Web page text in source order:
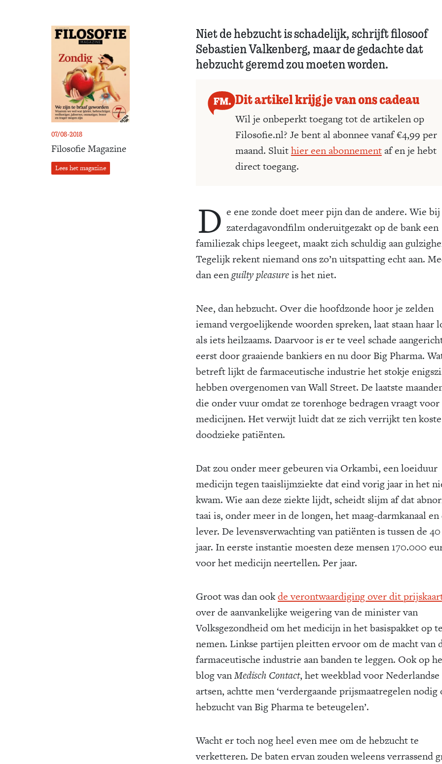
07/08-2018
Filosofie Magazine
Lees het magazine
Niet de hebzucht is schadelijk, schrijft filosoof
Sebastien Valkenberg, maar de gedachte dat
hebzucht geremd zou moeten worden.
Dit artikel krijg je van ons cadeau
Wil je onbeperkt toegang tot de artikelen op
Filosofie.nl? Je bent al abonnee vanaf €4,99 per
maand. Sluithier een abonnementaf en je hebt
direct toegang.
D e ene zonde doet meer pijn dan de andere. Wie bij
zaterdagavondfilm onderuitgezakt op de bank een
familiezak chips leegeet, maakt zich schuldig aan
Tegelijk rekent niemand ons zo’n uitspatting echt aan.
dan eenguilty pleasureis het niet.
Nee, dan hebzucht. Over die hoofdzonde hoor je zelden
iemand vergoelijkende woorden spreken, laat staan haar
als iets heilzaams. Daarvoor is er te veel schade
eerst door graaiende bankiers en nu door Big Pharma.
betreft lijkt de farmaceutische industrie het stokje
hebben overgenomen van Wall Street. De laatste
die onder vuur omdat ze torenhoge bedragen vraagt voor
medicijnen. Het verwijt luidt dat ze zich verrijkt ten
doodzieke patiënten.
Dat zou onder meer gebeuren via Orkambi, een loeiduur
medicijn tegen taaislijmziekte dat eind vorig jaar in het
kwam. Wie aan deze ziekte lijdt, scheidt slijm af dat
taai is, onder meer in de longen, het maag-darmkanaal en
lever. De levensverwachting van patiënten is tussen de
jaar. In eerste instantie moesten deze mensen 170.000
voor het medicijn neertellen. Per jaar.
Groot was dan ookde verontwaardiging over dit
over de aanvankelijke weigering van de minister van
Volksgezondheid om het medicijn in het basispakket op te
nemen. Linkse partijen pleitten ervoor om de macht van
farmaceutische industrie aan banden te leggen. Ook op
blog vanMedisch Contact, het weekblad voor Nederlandse
artsen, achtte men ‘verdergaande prijsmaatregelen nodig
hebzucht van Big Pharma te beteugelen’.
Wacht er toch nog heel even mee om de hebzucht te
verketteren. De baten ervan zouden weleens verrassend